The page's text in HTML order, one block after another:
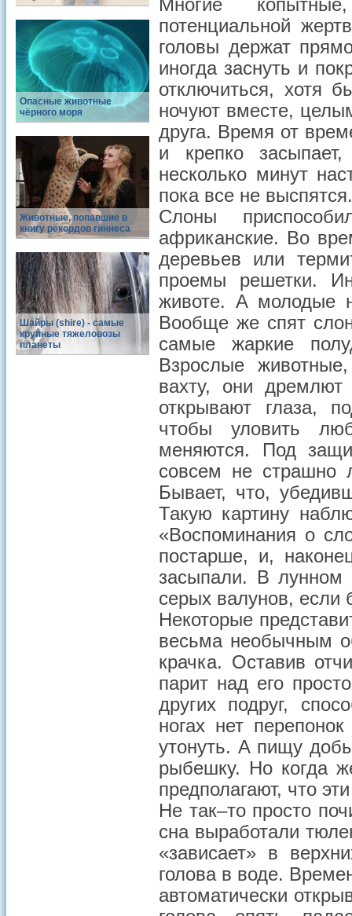
Опасные животные
чёрного моря
Животные, попавшие в
книгу рекордов гиннеса
Шайры (shire) - самые
крупные тяжеловозы
планеты
Многие
потенциальной
головы держат
иногда заснуть и
отключиться, хотя
ночуют вместе,
друга. Время от
и крепко
несколько минут
пока все не выспятся.
Слоны
африканские. Во
деревьев или
проемы решетки.
животе. А молодые
Вообще же спят
самые жаркие
Взрослые
вахту, они
открывают глаза,
чтобы уловить
меняются. Под
совсем не страшно
Бывает, что,
Такую картину
«Воспоминания о
постарше, и,
засыпали. В лунном
серых валунов, если
Некоторые
весьма необычным
крачка. Оставив
парит над его
других подруг,
ногах нет
утонуть. А пищу
рыбешку. Но когда
предполагают, что
Не так–то просто
сна выработали
«зависает» в
голова в воде.
автоматически